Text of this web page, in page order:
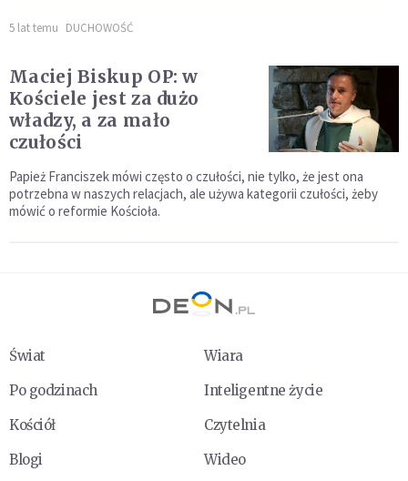
5 lat temu DUCHOWOŚĆ
Maciej Biskup OP: w
Kościele jest za dużo
władzy, a za mało
czułości
Papież Franciszek mówi często o czułości, nie tylko, że jest ona
potrzebna w naszych relacjach, ale używa kategorii czułości, żeby
mówić o reformie Kościoła.
Świat
Wiara
Po godzinach
Inteligentne życie
Kościół
Czytelnia
Blogi
Wideo